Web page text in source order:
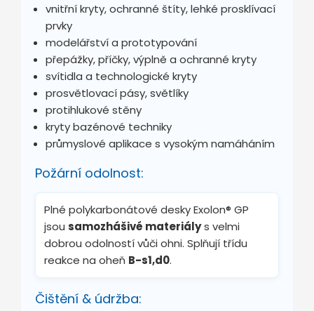
vnitřní kryty, ochranné štíty, lehké prosklívací
prvky
modelářství a prototypování
přepážky, příčky, výplně a ochranné kryty
svítidla a technologické kryty
prosvětlovací pásy, světlíky
protihlukové stěny
kryty bazénové techniky
průmyslové aplikace s vysokým namáháním
Požární odolnost:
Plné polykarbonátové desky Exolon® GP
jsou samozhášivé materiálys velmi
dobrou odolností vůči ohni. Splňují třídu
reakce na oheň B-s1,d0.
Čištění & údržba: